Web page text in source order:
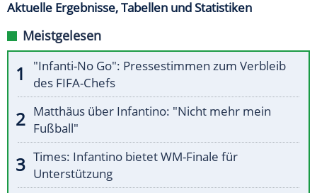
Aktuelle Ergebnisse, Tabellen und Statistiken
Meistgelesen
"Infanti-No Go": Pressestimmen zum Verbleib
des FIFA-Chefs
Matthäus über Infantino: "Nicht mehr mein
Fußball"
Times: Infantino bietet WM-Finale für
Unterstützung